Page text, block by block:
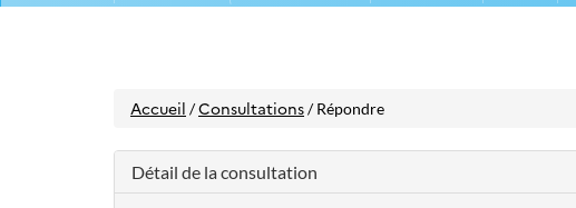
Accueil /Consultations/ Répondre
Détail de la consultation